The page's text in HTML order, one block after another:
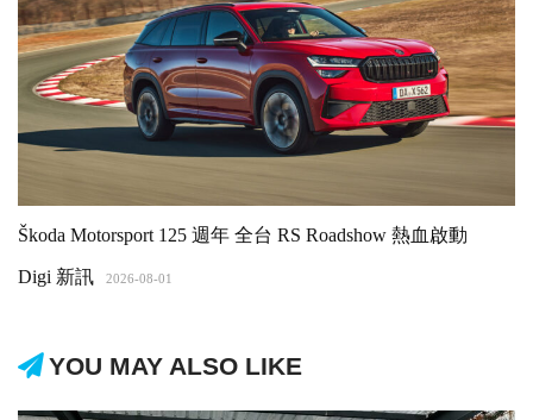
Škoda Motorsport 125 週年 全台 RS Roadshow 熱血啟動
Digi 新訊 2026-08-01
YOU MAY ALSO LIKE